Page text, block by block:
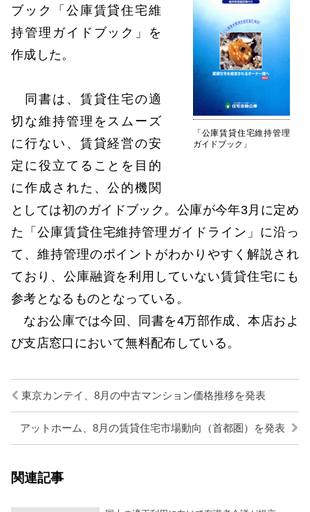
「公庫賃貸住宅維持管理
ガイドブック」
ブック「公庫賃貸住宅維
持管理ガイドブック」を
作成した。
同書は、賃貸住宅の適
切な維持管理をスムーズ
に行ない、賃貸経営の安
定に役立てることを目的
に作成された、公的機関
としては初のガイドブック。公庫が今年3月に定め
た「公庫賃貸住宅維持管理ガイドライン」に沿っ
て、維持管理のポイントがわかりやすく解説され
ており、公庫融資を利用していない賃貸住宅にも
参考となるものとなっている。
なお公庫では今回、同書を4万部作成、本店およ
び支店窓口において無料配布している。
東京カンテイ、8月の中古マンション価格推移を発表
アットホーム、8月の賃貸住宅市場動向（首都圏）を発表
関連記事